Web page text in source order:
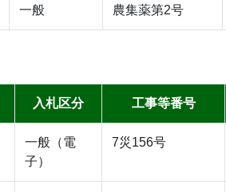
一般 農集薬第2号
入札区分 工事等番号
一般（電
子）
7災156号